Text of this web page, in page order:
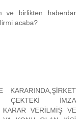
ve birlikten haberdar
acaba?
KARARINDA,ŞİRKET
ÇEKTEKİ İMZA
VERİLMİŞ VE